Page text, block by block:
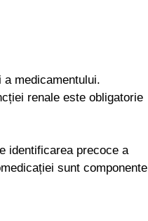
medicamentului.
renale este obligatorie
identificarea precoce a
sunt componente